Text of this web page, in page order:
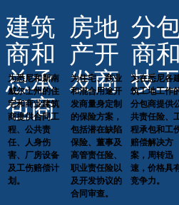
建筑
商和
总承
包商
房地
产开
发商
分
商和
技
为悉尼和新南
威尔士州的住
宅和商业建筑
商提供合同工
程、公共责
任、人身伤
害、厂房设备
及工伤赔偿计
划。
为住宅、商业
和混合用途开
发商量身定制
的保险方案，
包括潜在缺陷
保险、董事及
高管责任险、
职业责任险以
及开发协议的
合同审查。
为在悉尼各
筑工地工作
分包商提供
共责任险、
程承包和工
赔偿解决方
案，周转迅
速，价格具
竞争力。